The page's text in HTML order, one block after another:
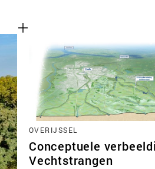
OVERIJSSEL
Conceptuele
Vechtstrangen